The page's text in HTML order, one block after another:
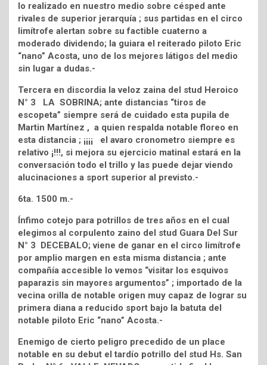
lo realizado en nuestro medio sobre césped ante
rivales de superior jerarquía ; sus partidas en el circo
limítrofe alertan sobre su factible cuaterno a
moderado dividendo; la guiara el reiterado piloto Eric
“nano” Acosta, uno de los mejores látigos del medio
sin lugar a dudas.-
Tercera en discordia la veloz zaina del stud Heroico
N° 3 LA SOBRINA; ante distancias “tiros de
escopeta” siempre será de cuidado esta pupila de
Martin Martínez , a quien respalda notable floreo en
esta distancia ; ¡¡¡¡ el avaro cronometro siempre es
relativo ¡!!!, si mejora su ejercicio matinal estará en la
conversación todo el trillo y las puede dejar viendo
alucinaciones a sport superior al previsto.-
6ta. 1500 m.-
Ínfimo cotejo para potrillos de tres años en el cual
elegimos al corpulento zaino del stud Guara Del Sur
N° 3 DECEBALO; viene de ganar en el circo limítrofe
por amplio margen en esta misma distancia ; ante
compañía accesible lo vemos “visitar los esquivos
paparazis sin mayores argumentos” ; importado de la
vecina orilla de notable origen muy capaz de lograr su
primera diana a reducido sport bajo la batuta del
notable piloto Eric “nano” Acosta.-
Enemigo de cierto peligro precedido de un place
notable en su debut el tardío potrillo del stud Hs. San